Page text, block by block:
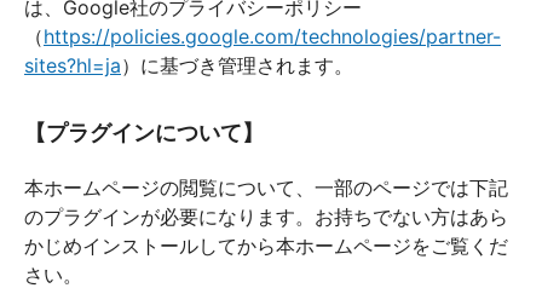
は、Google社のプライバシーポリシー
（https://policies.google.com/technologies/partner-
sites?hl=ja）に基づき管理されます。
【プラグインについて】
本ホームページの閲覧について、一部のページでは下記
のプラグインが必要になります。お持ちでない方はあら
かじめインストールしてから本ホームページをご覧くだ
さい。